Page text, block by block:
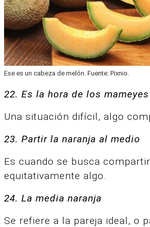
Ese es un cabeza de melón. Fuente: Pixnio.
22. Es la hora de los mameyes
Una situación difícil, algo
23. Partir la naranja al medio
Es cuando se busca compartir
equitativamente algo.
24. La media naranja
Se refiere a la pareja ideal, o